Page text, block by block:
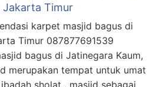
Jakarta Timur
karpet masjid bagus di
Timur 087877691539
bagus di Jatinegara Kaum,
merupakan tempat untuk umat
sholat , masjid sebagai